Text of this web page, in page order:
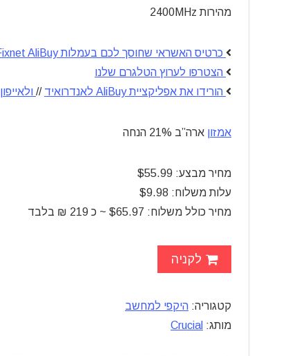
מהירות 2400MHz
כרטיס האשראי שחוסך לכם בעמלות CalFixnet AliBuy
הצטרפו לערוץ הטלגרם שלנו
הורידו את אפליקציית AliBuy לאנדרואיד
// ולאייפון
אמזון ארה”ב 21% הנחה
מחיר מבצע: $55.99
עלות משלוח: $9.98
מחיר כולל משלוח: $65.97 ~ כ 219 ₪ בלבד
לקניה
קטגוריה: היקפי למחשב
מותג: Crucial